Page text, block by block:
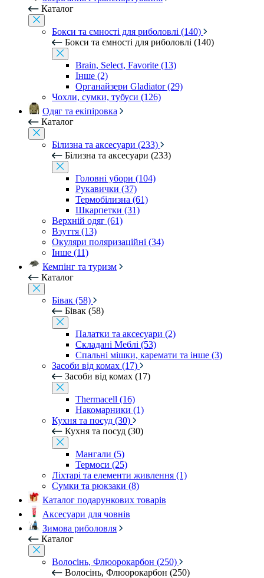
Каталог
Бокси та ємності для риболовлі (140)
Бокси та ємності для риболовлі (140)
Brain, Select, Favorite (13)
Інше (2)
Органайзери Gladiator (29)
Чохли, сумки, тубуси (126)
Одяг та екіпіровка
Каталог
Білизна та аксесуари (233)
Білизна та аксесуари (233)
Головні убори (104)
Рукавички (37)
Термобілизна (61)
Шкарпетки (31)
Верхній одяг (61)
Взуття (13)
Окуляри поляризаційні (34)
Інше (11)
Кемпінг та туризм
Каталог
Бівак (58)
Бівак (58)
Палатки та аксесуари (2)
Складані Меблі (53)
Спальні мішки, каремати та інше (3)
Засоби від комах (17)
Засоби від комах (17)
Thermacell (16)
Накомарники (1)
Кухня та посуд (30)
Кухня та посуд (30)
Мангали (5)
Термоси (25)
Ліхтарі та елементи живлення (1)
Сумки та рюкзаки (8)
Каталог подарункових товарів
Аксесуари для човнів
Зимова риболовля
Каталог
Волосінь, Флюорокарбон (250)
Волосінь, Флюорокарбон (250)